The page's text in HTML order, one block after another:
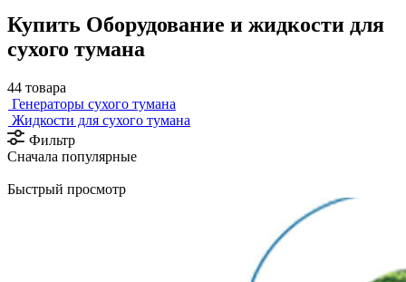
Купить Оборудование и жидкости для
сухого тумана
44 товара
Генераторы сухого тумана
Жидкости для сухого тумана
Фильтр
Сначала популярные
Быстрый просмотр